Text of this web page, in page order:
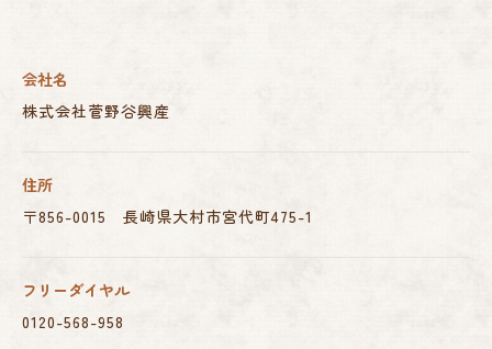
会社名
株式会社菅野谷興産
住所
〒856-0015 長崎県大村市宮代町475-1
フリーダイヤル
0120-568-958